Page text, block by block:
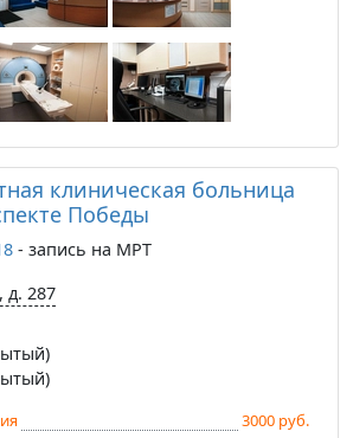
клиническая больница
Победы
- запись на МРТ
д. 287
3000 руб.